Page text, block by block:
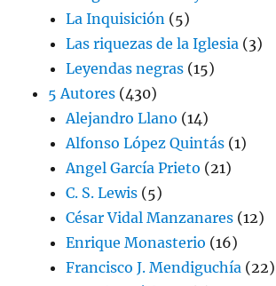
La Inquisición (5)
Las riquezas de la Iglesia (3)
Leyendas negras (15)
5 Autores (430)
Alejandro Llano (14)
Alfonso López Quintás (1)
Angel García Prieto (21)
C. S. Lewis (5)
César Vidal Manzanares (12)
Enrique Monasterio (16)
Francisco J. Mendiguchía (22)